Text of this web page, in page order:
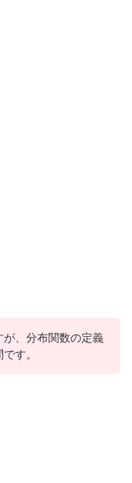
、分布関数の定義
す。